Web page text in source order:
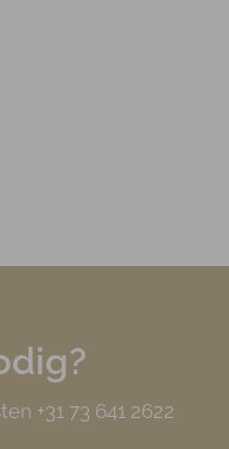
+31 73 641 2622